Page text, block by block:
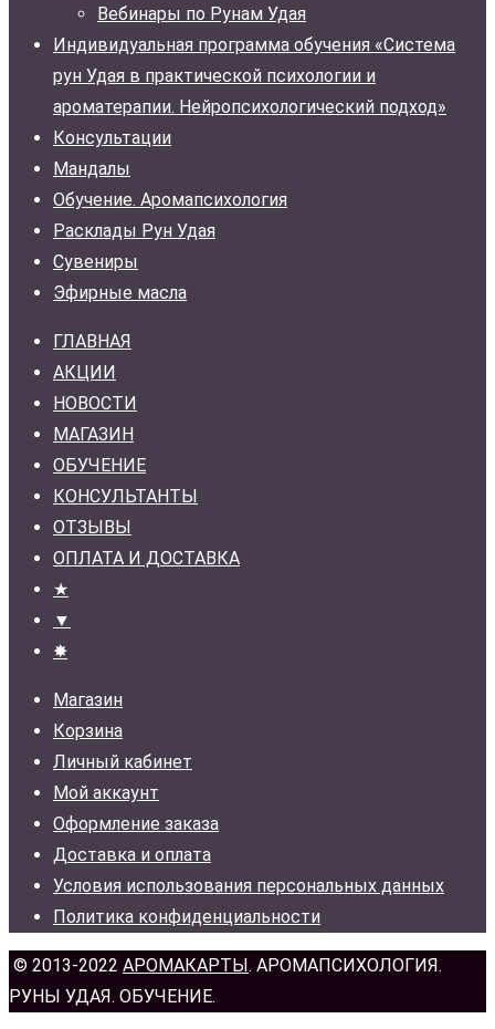
Вебинары по Рунам Удая
Индивидуальная программа обучения «Система
рун Удая в практической психологии и
ароматерапии. Нейропсихологический подход»
Консультации
Мандалы
Обучение. Аромапсихология
Расклады Рун Удая
Сувениры
Эфирные масла
ГЛАВНАЯ
АКЦИИ
НОВОСТИ
МАГАЗИН
ОБУЧЕНИЕ
КОНСУЛЬТАНТЫ
ОТЗЫВЫ
ОПЛАТА И ДОСТАВКА
★
▼
✸
Магазин
Корзина
Личный кабинет
Мой аккаунт
Оформление заказа
Доставка и оплата
Условия использования персональных данных
Политика конфиденциальности
© 2013-2022 АРОМАКАРТЫ. АРОМАПСИХОЛОГИЯ.
РУНЫ УДАЯ. ОБУЧЕНИЕ.